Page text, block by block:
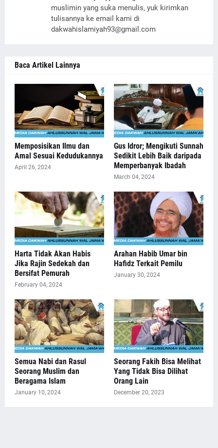
muslimin yang suka menulis, yuk kirimkan
tulisannya ke email kami di
dakwahislamiyah93@gmail.com
Baca Artikel Lainnya
Memposisikan Ilmu dan
Amal Sesuai Kedudukannya
April 26, 2024
Gus Idror; Mengikuti Sunnah
Sedikit Lebih Baik daripada
Memperbanyak Ibadah
March 04, 2024
Harta Tidak Akan Habis
Jika Rajin Sedekah dan
Bersifat Pemurah
February 04, 2024
Arahan Habib Umar bin
Hafidz Terkait Pemilu
January 30, 2024
Semua Nabi dan Rasul
Seorang Muslim dan
Beragama Islam
January 10, 2024
Seorang Fakih Bisa Melihat
Yang Tidak Bisa Dilihat
Orang Lain
December 20, 2023